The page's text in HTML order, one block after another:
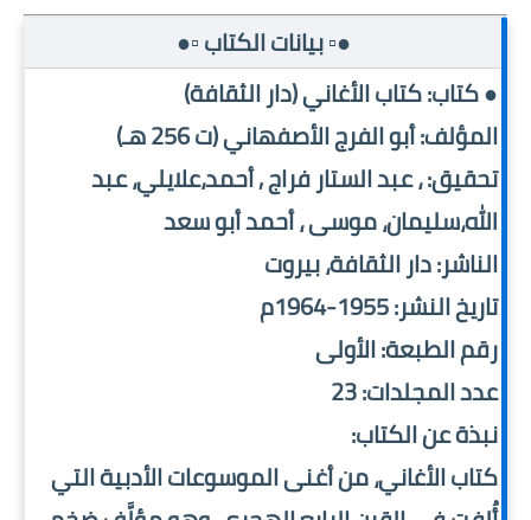
●▫️ بيانات الكتاب ▫️●
● كتاب: كتاب الأغاني (دار الثقافة)
المؤلف: أبو الفرج الأصفهاني (ت 256 هـ)
تحقيق: ، عبد الستار فراج , أحمد،علايلي، عبد
الله،سليمان، موسى ، أحمد أبو سعد
الناشر: دار الثقافة، بيروت
تاريخ النشر: 1955-1964م
رقم الطبعة: الأولى
عدد المجلدات: 23
نبذة عن الكتاب:
كتاب الأغاني، من أغنى الموسوعات الأدبية التي